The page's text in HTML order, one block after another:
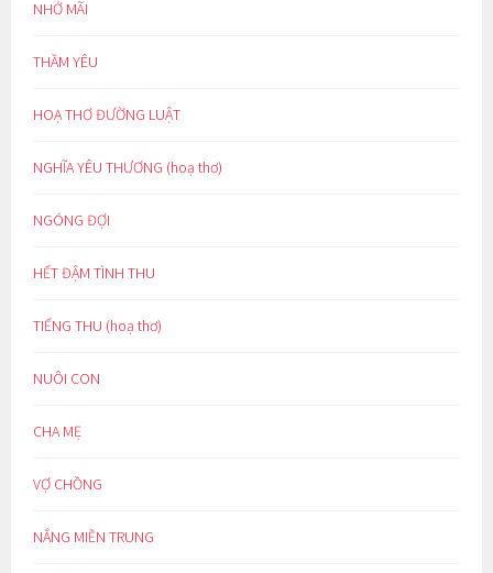
NHỚ MÃI
THẦM YÊU
HOẠ THƠ ĐƯỜNG LUẬT
NGHĨA YÊU THƯƠNG (hoạ thơ)
NGÓNG ĐỢI
HẾT ĐẬM TÌNH THU
TIẾNG THU (hoạ thơ)
NUÔI CON
CHA MẸ
VỢ CHỒNG
NẮNG MIỀN TRUNG